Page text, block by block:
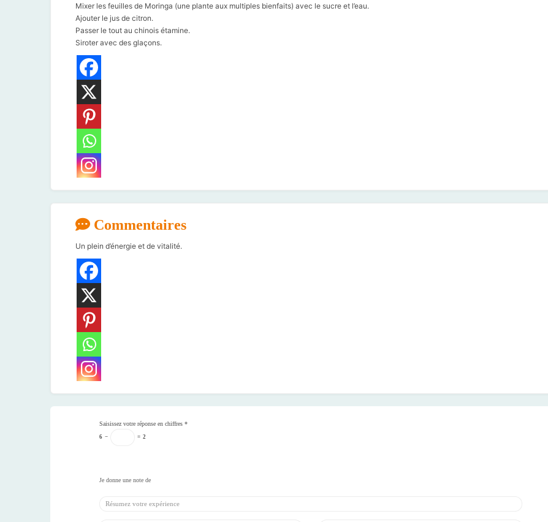
Mixer les feuilles de Moringa (une plante aux multiples bienfaits) avec le sucre et l’eau.
Ajouter le jus de citron.
Passer le tout au chinois étamine.
Siroter avec des glaçons.
Commentaires
Un plein d’énergie et de vitalité.
Saisissez votre réponse en chiffres *
6 − = 2